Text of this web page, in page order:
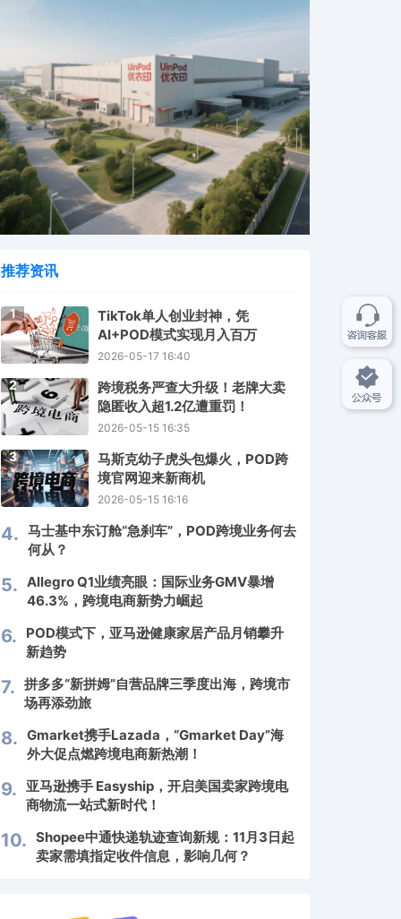
推荐资讯
1
TikTok单人创业封神，凭
AI+POD模式实现月入百万
2026-05-17 16:40
2
跨境税务严查大升级！老牌大卖
隐匿收入超1.2亿遭重罚！
2026-05-15 16:35
3
马斯克幼子虎头包爆火，POD跨
境官网迎来新商机
2026-05-15 16:16
4. 马士基中东订舱“急刹车”，POD跨境业务何去
何从？
5. Allegro Q1业绩亮眼：国际业务GMV暴增
46.3%，跨境电商新势力崛起
6.
POD模式下，亚马逊健康家居产品月销攀升
新趋势
7. 拼多多“新拼姆”自营品牌三季度出海，跨境市
场再添劲旅
8. Gmarket携手Lazada，“Gmarket Day”海
外大促点燃跨境电商新热潮！
9. 亚马逊携手 Easyship，开启美国卖家跨境电
商物流一站式新时代！
10. Shopee中通快递轨迹查询新规：11月3日起
卖家需填指定收件信息，影响几何？